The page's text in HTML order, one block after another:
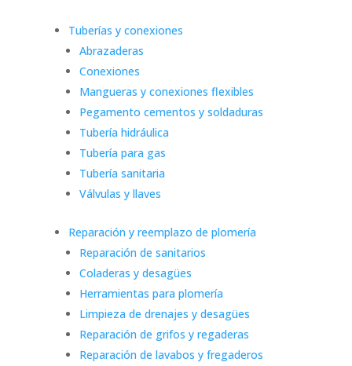
Tuberías y conexiones
Abrazaderas
Conexiones
Mangueras y conexiones flexibles
Pegamento cementos y soldaduras
Tubería hidráulica
Tubería para gas
Tubería sanitaria
Válvulas y llaves
Reparación y reemplazo de plomería
Reparación de sanitarios
Coladeras y desagües
Herramientas para plomería
Limpieza de drenajes y desagües
Reparación de grifos y regaderas
Reparación de lavabos y fregaderos